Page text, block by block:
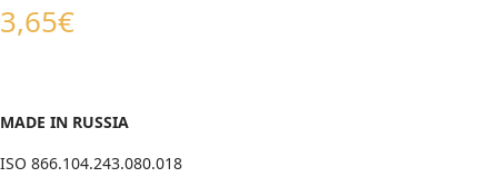
3,65€
MADE IN RUSSIA
ISO 866.104.243.080.018